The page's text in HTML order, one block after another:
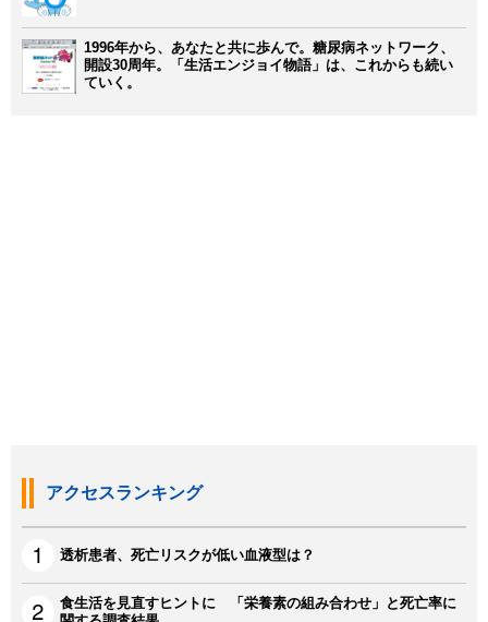
1996年から、あなたと共に歩んで。糖尿病ネットワーク、
開設30周年。「生活エンジョイ物語」は、これからも続い
ていく。
アクセスランキング
透析患者、死亡リスクが低い血液型は？
食生活を見直すヒントに 「栄養素の組み合わせ」と死亡率に